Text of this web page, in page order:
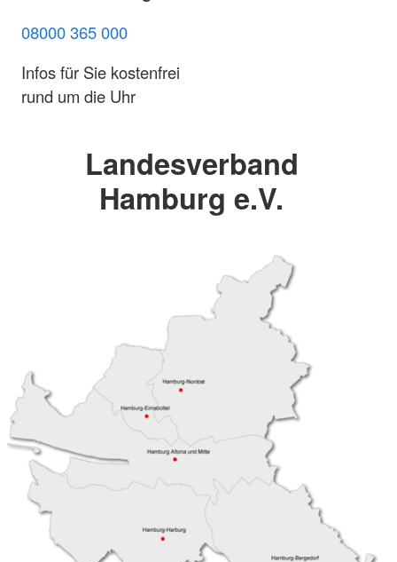
08000 365 000
Infos für Sie kostenfrei
rund um die Uhr
Landesverband
Hamburg e.V.